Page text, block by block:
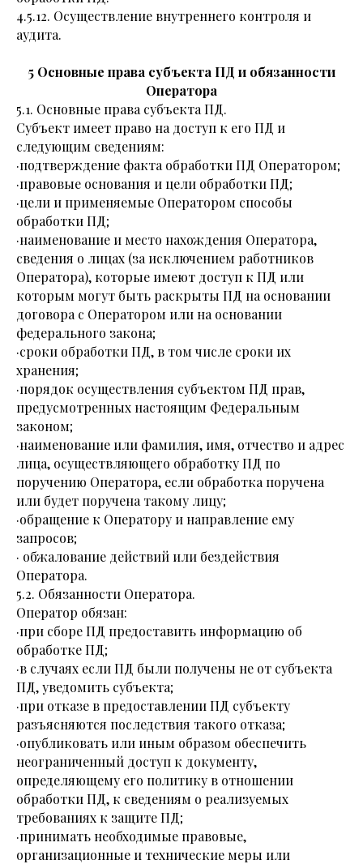
4.5.12. Осуществление внутреннего контроля и
аудита.
5 Основные права субъекта ПД и обязанности
Оператора
5.1. Основные права субъекта ПД.
Субъект имеет право на доступ к его ПД и
следующим сведениям:
·подтверждение факта обработки ПД Оператором;
·правовые основания и цели обработки ПД;
·цели и применяемые Оператором способы
обработки ПД;
·наименование и место нахождения Оператора,
сведения о лицах (за исключением работников
Оператора), которые имеют доступ к ПД или
которым могут быть раскрыты ПД на основании
договора с Оператором или на основании
федерального закона;
·сроки обработки ПД, в том числе сроки их
хранения;
·порядок осуществления субъектом ПД прав,
предусмотренных настоящим Федеральным
законом;
·наименование или фамилия, имя, отчество и адрес
лица, осуществляющего обработку ПД по
поручению Оператора, если обработка поручена
или будет поручена такому лицу;
·обращение к Оператору и направление ему
запросов;
· обжалование действий или бездействия
Оператора.
5.2. Обязанности Оператора.
Оператор обязан:
·при сборе ПД предоставить информацию об
обработке ПД;
·в случаях если ПД были получены не от субъекта
ПД, уведомить субъекта;
·при отказе в предоставлении ПД субъекту
разъясняются последствия такого отказа;
·опубликовать или иным образом обеспечить
неограниченный доступ к документу,
определяющему его политику в отношении
обработки ПД, к сведениям о реализуемых
требованиях к защите ПД;
·принимать необходимые правовые,
организационные и технические меры или